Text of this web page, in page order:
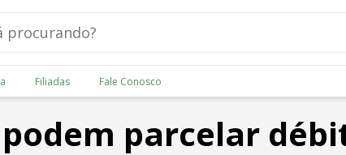
Filiadas Fale Conosco
parcelar